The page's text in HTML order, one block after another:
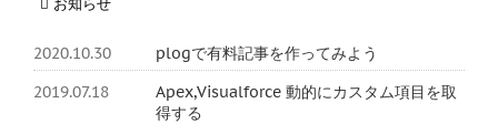
お知らせ
2020.10.30
plogで有料記事を作ってみよう
2019.07.18
Apex,Visualforce 動的にカスタム項目を取
得する